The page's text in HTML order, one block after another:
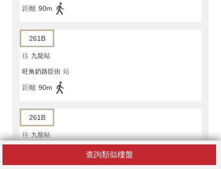
查詢類似樓盤
距離 90m
261B
往 九龍站
旺角奶路臣街 站
距離 90m
261B
往 九龍站
距離 90m